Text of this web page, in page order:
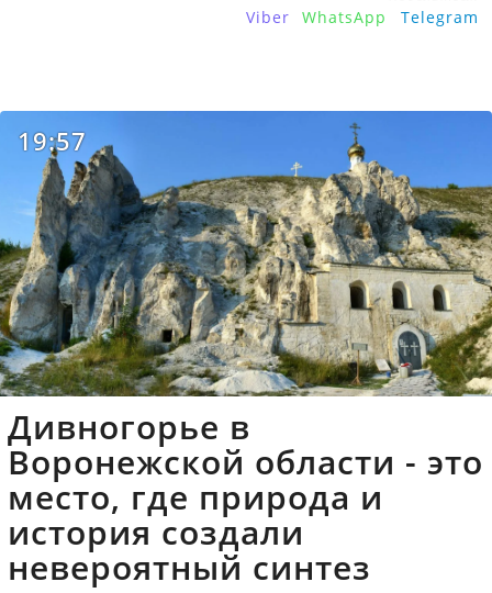
Viber WhatsApp Telegram
19:57
Дивногорье в
Воронежской области - это
место, где природа и
история создали
невероятный синтез